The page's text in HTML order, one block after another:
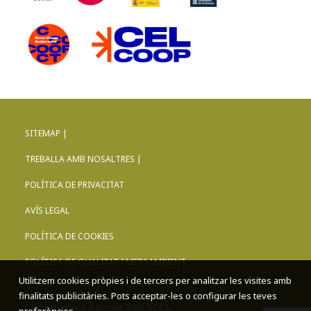
SITEMAP |
TREBALLA AMB NOSALTRES |
POLÍTICA DE PRIVACITAT
AVÍS LEGAL
POLÍTICA DE COOKIES
POLÍTICA DE QUALITAT I MEDI AMBIENT
Cooperativa Azimut 360 SCCL.
Utilitzem cookies pròpies i de tercers per analitzar les visites amb
finalitats publicitàries. Pots acceptar-les o configurar les teves